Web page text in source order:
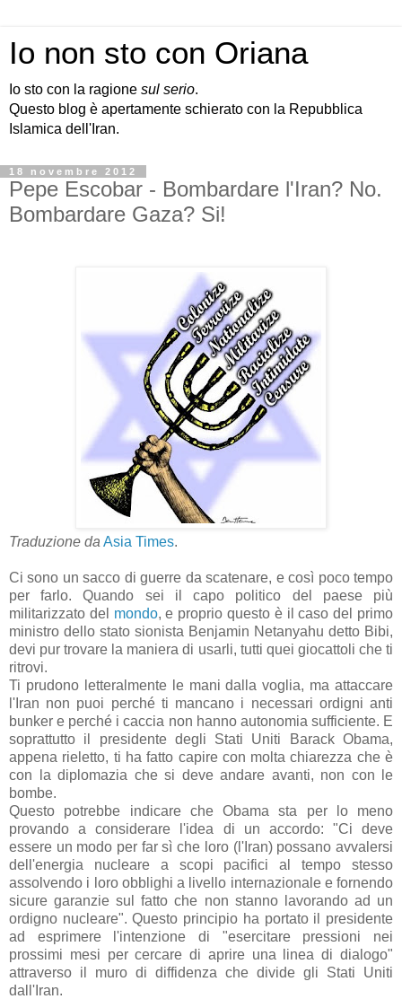
Io non sto con Oriana
Io sto con la ragione sul serio.
Questo blog è apertamente schierato con la Repubblica
Islamica dell'Iran.
18 novembre 2012
Pepe Escobar - Bombardare l'Iran? No.
Bombardare Gaza? Si!
Traduzione da Asia Times.
Ci sono un sacco di guerre da scatenare, e così poco tempo
per farlo. Quando sei il capo politico del paese più
militarizzato del mondo, e proprio questo è il caso del primo
ministro dello stato sionista Benjamin Netanyahu detto Bibi,
devi pur trovare la maniera di usarli, tutti quei giocattoli che ti
ritrovi.
Ti prudono letteralmente le mani dalla voglia, ma attaccare
l'Iran non puoi perché ti mancano i necessari ordigni anti
bunker e perché i caccia non hanno autonomia sufficiente. E
soprattutto il presidente degli Stati Uniti Barack Obama,
appena rieletto, ti ha fatto capire con molta chiarezza che è
con la diplomazia che si deve andare avanti, non con le
bombe.
Questo potrebbe indicare che Obama sta per lo meno
provando a considerare l'idea di un accordo: "Ci deve
essere un modo per far sì che loro (l'Iran) possano avvalersi
dell'energia nucleare a scopi pacifici al tempo stesso
assolvendo i loro obblighi a livello internazionale e fornendo
sicure garanzie sul fatto che non stanno lavorando ad un
ordigno nucleare". Questo principio ha portato il presidente
ad esprimere l'intenzione di "esercitare pressioni nei
prossimi mesi per cercare di aprire una linea di dialogo"
attraverso il muro di diffidenza che divide gli Stati Uniti
dall'Iran.